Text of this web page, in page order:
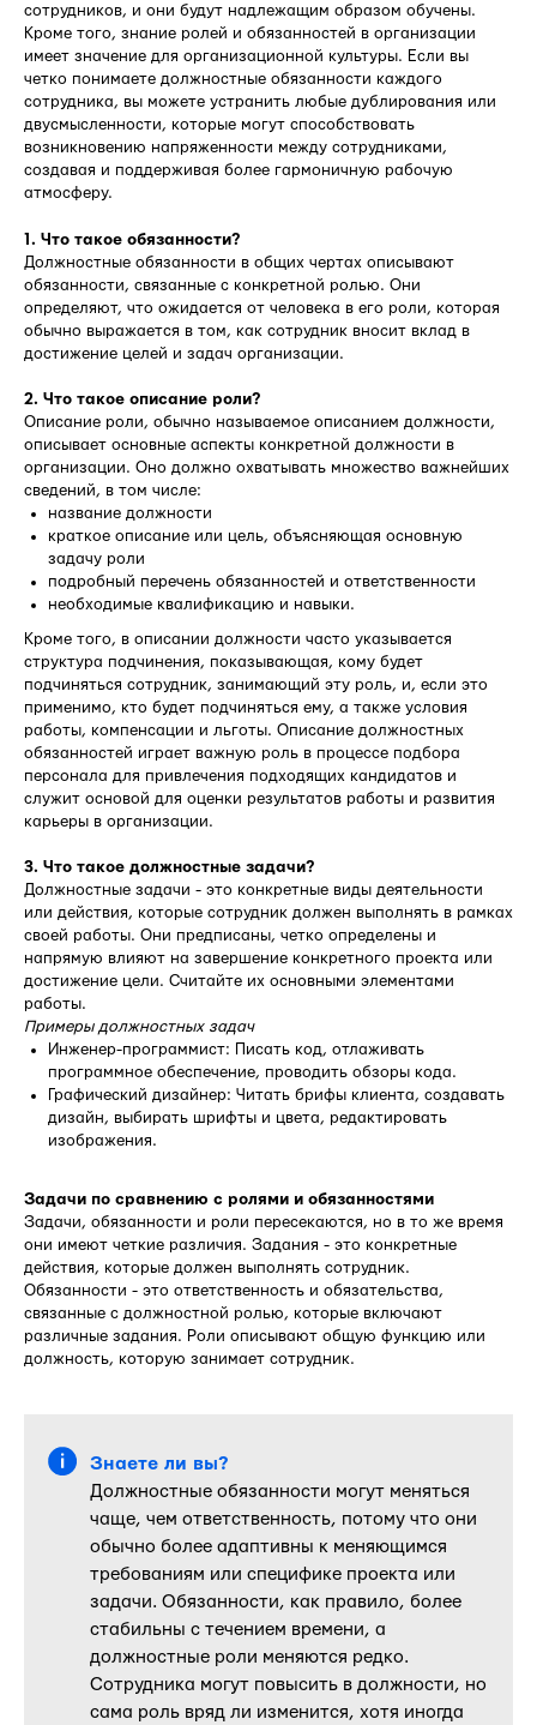
сотрудников, и они будут надлежащим образом обучены.
Кроме того, знание ролей и обязанностей в организации
имеет значение для организационной культуры. Если вы
четко понимаете должностные обязанности каждого
сотрудника, вы можете устранить любые дублирования или
двусмысленности, которые могут способствовать
возникновению напряженности между сотрудниками,
создавая и поддерживая более гармоничную рабочую
атмосферу.
1. Что такое обязанности?
Должностные обязанности в общих чертах описывают
обязанности, связанные с конкретной ролью. Они
определяют, что ожидается от человека в его роли, которая
обычно выражается в том, как сотрудник вносит вклад в
достижение целей и задач организации.
2. Что такое описание роли?
Описание роли, обычно называемое описанием должности,
описывает основные аспекты конкретной должности в
организации. Оно должно охватывать множество важнейших
сведений, в том числе:
название должности
краткое описание или цель, объясняющая основную
задачу роли
подробный перечень обязанностей и ответственности
необходимые квалификацию и навыки.
Кроме того, в описании должности часто указывается
структура подчинения, показывающая, кому будет
подчиняться сотрудник, занимающий эту роль, и, если это
применимо, кто будет подчиняться ему, а также условия
работы, компенсации и льготы. Описание должностных
обязанностей играет важную роль в процессе подбора
персонала для привлечения подходящих кандидатов и
служит основой для оценки результатов работы и развития
карьеры в организации.
3. Что такое должностные задачи?
Должностные задачи - это конкретные виды деятельности
или действия, которые сотрудник должен выполнять в рамках
своей работы. Они предписаны, четко определены и
напрямую влияют на завершение конкретного проекта или
достижение цели. Считайте их основными элементами
работы.
Примеры должностных задач
Инженер-программист: Писать код, отлаживать
программное обеспечение, проводить обзоры кода.
Графический дизайнер: Читать брифы клиента, создавать
дизайн, выбирать шрифты и цвета, редактировать
изображения.
Задачи по сравнению с ролями и обязанностями
Задачи, обязанности и роли пересекаются, но в то же время
они имеют четкие различия. Задания - это конкретные
действия, которые должен выполнять сотрудник.
Обязанности - это ответственность и обязательства,
связанные с должностной ролью, которые включают
различные задания. Роли описывают общую функцию или
должность, которую занимает сотрудник.
Знаете ли вы?
Должностные обязанности могут меняться
чаще, чем ответственность, потому что они
обычно более адаптивны к меняющимся
требованиям или специфике проекта или
задачи. Обязанности, как правило, более
стабильны с течением времени, а
должностные роли меняются редко.
Сотрудника могут повысить в должности, но
сама роль вряд ли изменится, хотя иногда